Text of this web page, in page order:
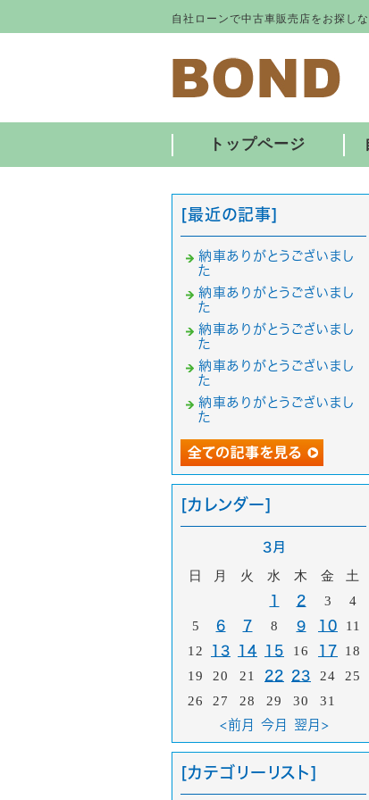
自社ローンで中古車販売店をお探し
トップページ
[最近の記事]
納車ありがとうございまし
た
納車ありがとうございまし
た
納車ありがとうございまし
た
納車ありがとうございまし
た
納車ありがとうございまし
た
[カレンダー]
3月
日 月 火 水 木 金 土
1 2 3
4
5
6 7 8 9 10
11
12
13 14 15 16 17
18
19
20 21 22 23 24
25
26
27 28 29 30 31
<前月 今月 翌月>
[カテゴリーリスト]